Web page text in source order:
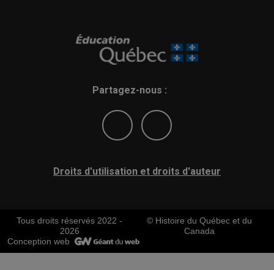
Partagez-nous :
Droits d'utilisation et droits d'auteur
Tous droits réservés 2022 -
2026
© Histoire du Québec et du
Canada
Conception web